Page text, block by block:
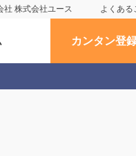
社 株式会社ユース よくある
カンタン登